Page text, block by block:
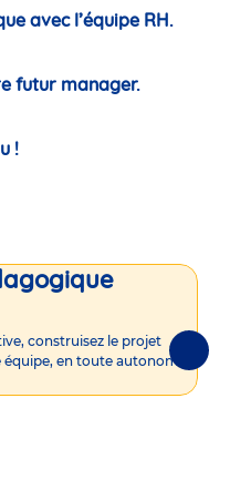
avec l’équipe RH.
futur manager.
!
construisez le projet
en toute autonomie !